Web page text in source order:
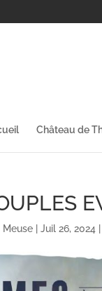
Château de
Meuse |Juil 26, 2024 |